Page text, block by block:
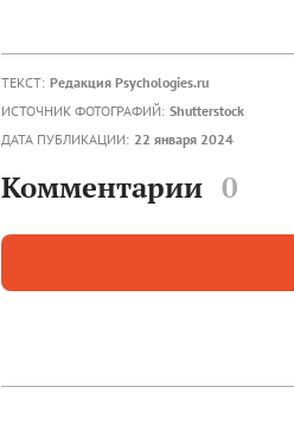
ТЕКСТ: Редакция Psychologies.ru
ИСТОЧНИК ФОТОГРАФИЙ: Shutterstock
ДАТА ПУБЛИКАЦИИ: 22 января 2024
Комментарии 0